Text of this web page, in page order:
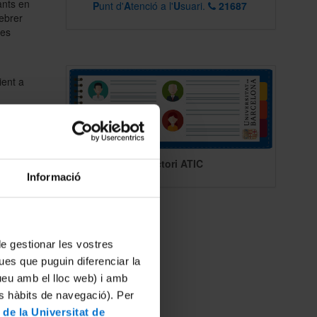
Informació
gestionar les vostres
que puguin diferenciar la
amb el lloc web) i amb
hàbits de navegació). Per
la Universitat de
en
a
que
Punt d'Atenció a l'Usuari. 21687
Directori ATIC